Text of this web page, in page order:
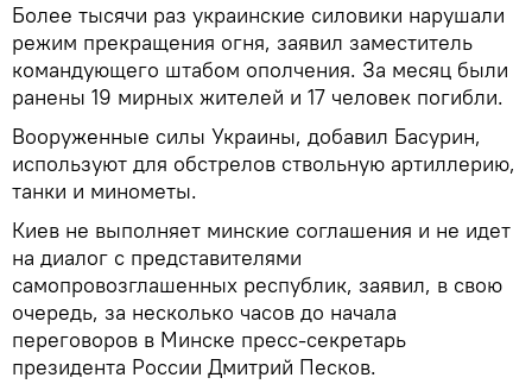
Более тысячи раз украинские силовики нарушали
режим прекращения огня, заявил заместитель
командующего штабом ополчения. За месяц были
ранены 19 мирных жителей и 17 человек погибли.
Вооруженные силы Украины, добавил Басурин,
используют для обстрелов ствольную артиллерию,
танки и минометы.
Киев не выполняет минские соглашения и не идет
на диалог с представителями
самопровозглашенных республик, заявил, в свою
очередь, за несколько часов до начала
переговоров в Минске пресс-секретарь
президента России Дмитрий Песков.